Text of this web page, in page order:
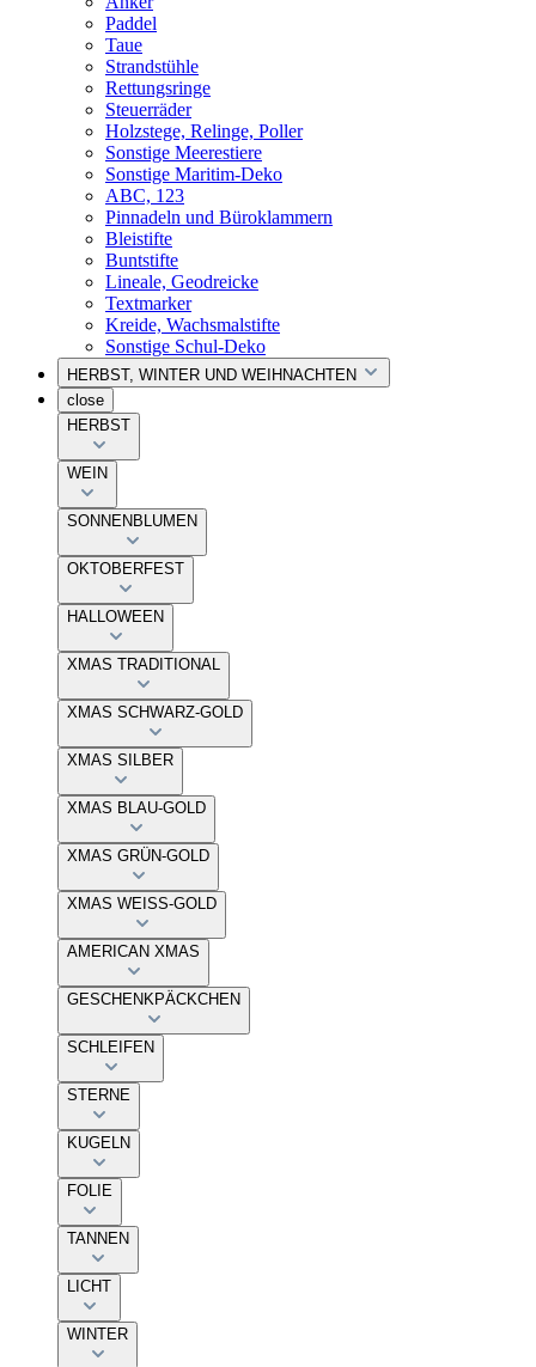
Paddel
Taue
Strandstühle
Rettungsringe
Steuerräder
Holzstege, Relinge, Poller
Sonstige Meerestiere
Sonstige Maritim-Deko
ABC, 123
Pinnadeln und Büroklammern
Bleistifte
Buntstifte
Lineale, Geodreicke
Textmarker
Kreide, Wachsmalstifte
Sonstige Schul-Deko
HERBST, WINTER UND WEIHNACHTEN
close
HERBST
WEIN
SONNENBLUMEN
OKTOBERFEST
HALLOWEEN
XMAS TRADITIONAL
XMAS SCHWARZ-GOLD
XMAS SILBER
XMAS BLAU-GOLD
XMAS GRÜN-GOLD
XMAS WEISS-GOLD
AMERICAN XMAS
GESCHENKPÄCKCHEN
SCHLEIFEN
STERNE
KUGELN
FOLIE
TANNEN
LICHT
WINTER